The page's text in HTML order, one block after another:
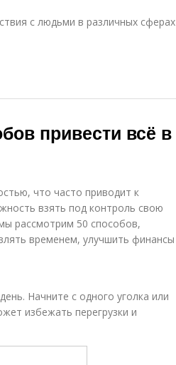
с людьми в различных сферах
привести всё в
что часто приводит к
взять под контроль свою
рассмотрим 50 способов,
временем, улучшить финансы
Начните с одного уголка или
избежать перегрузки и